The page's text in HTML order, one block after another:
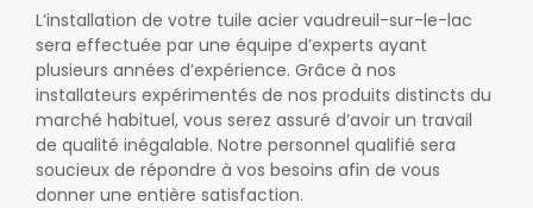
L’installation de votre tuile acier vaudreuil-sur-le-lac
sera effectuée par une équipe d’experts ayant
plusieurs années d’expérience. Grâce à nos
installateurs expérimentés de nos produits distincts du
marché habituel, vous serez assuré d’avoir un travail
de qualité inégalable. Notre personnel qualifié sera
soucieux de répondre à vos besoins afin de vous
donner une entière satisfaction.